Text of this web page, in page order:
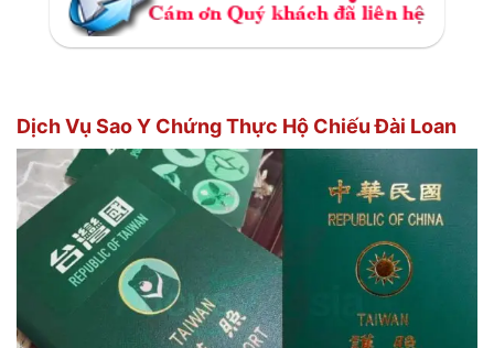
Dịch Vụ Sao Y Chứng Thực Hộ Chiếu Đài Loan